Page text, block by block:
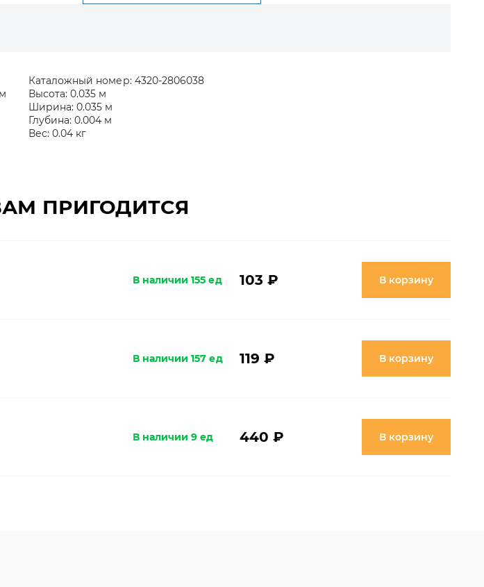
Каталожный номер: 4320-2806038
Высота: 0.035 м
Ширина: 0.035 м
Глубина: 0.004 м
Вес: 0.04 кг
ПРИГОДИТСЯ
В наличии 155 ед 103 ₽ В корзину
В наличии 157 ед 119 ₽ В корзину
В наличии 9 ед 440 ₽ В корзину